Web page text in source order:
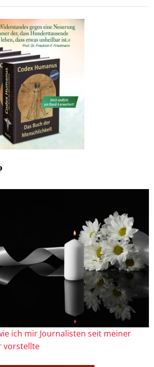
ich mir Journalisten seit meiner
vorstellte